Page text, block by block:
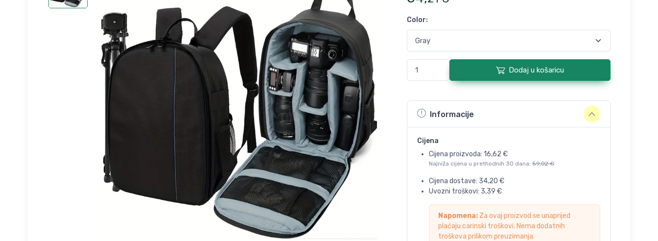
Color:
Dodaj u košaricu
Informacije
Cijena
Cijena proizvoda: 16,62 €
Najniža cijena u prethodnih 30 dana: 59,02 €
Cijena dostave: 34,20 €
Uvozni troškovi: 3,39 €
Napomena:Za ovaj proizvod se unaprijed
plaćaju carinski troškovi. Nema dodatnih
troškova prilikom preuzimanja.